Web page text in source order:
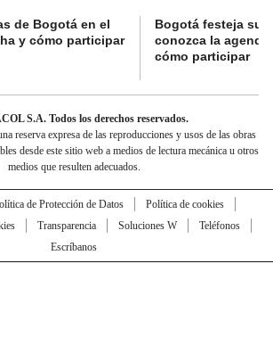
de Bogotá en el
y cómo participar
Bogotá festeja su
conozca la
cómo participar
S.A. Todos los derechos reservados.
reserva expresa de las reproducciones y usos de las obras
desde este sitio web a medios de lectura mecánica u otros
medios que resulten adecuados.
de Protección de Datos
Política de cookies
Transparencia Soluciones W
Teléfonos
Escríbanos